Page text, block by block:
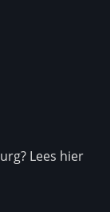
Lees hier